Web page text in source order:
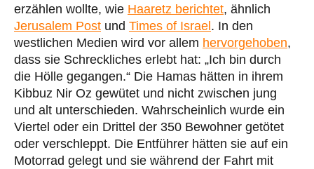
erzählen wollte, wie Haaretz berichtet, ähnlich
Jerusalem Post und Times of Israel. In den
westlichen Medien wird vor allem hervorgehoben,
dass sie Schreckliches erlebt hat: „Ich bin durch
die Hölle gegangen.“ Die Hamas hätten in ihrem
Kibbuz Nir Oz gewütet und nicht zwischen jung
und alt unterschieden. Wahrscheinlich wurde ein
Viertel oder ein Drittel der 350 Bewohner getötet
oder verschleppt. Die Entführer hätten sie auf ein
Motorrad gelegt und sie während der Fahrt mit